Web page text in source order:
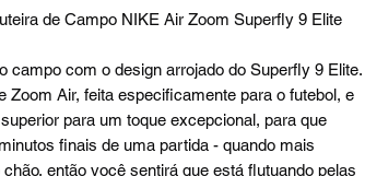
de Campo NIKE Air Zoom Superfly 9 Elite
campo com o design arrojado do Superfly 9 Elite.
Zoom Air, feita especificamente para o futebol, e
para um toque excepcional, para que
finais de uma partida - quando mais
então você sentirá que está flutuando pelas